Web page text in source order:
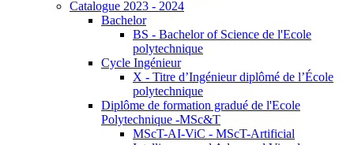
Catalogue 2023 - 2024
Bachelor
BS - Bachelor of Science de l'Ecole
polytechnique
Cycle Ingénieur
X - Titre d’Ingénieur diplômé de l’École
polytechnique
Diplôme de formation gradué de l'Ecole
Polytechnique -MSc&T
MScT-AI-ViC - MScT-Artificial